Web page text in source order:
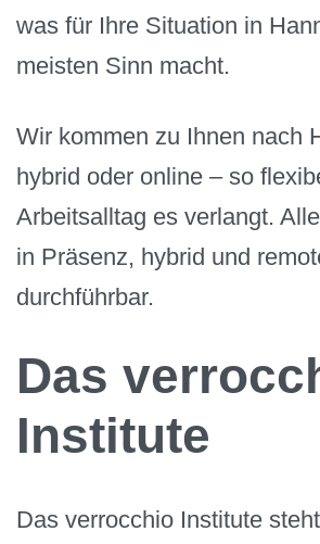
was für Ihre Situation in
meisten Sinn macht.
Wir kommen zu Ihnen nach
hybrid oder online – so
Arbeitsalltag es verlangt.
in Präsenz, hybrid und
durchführbar.
Das
Institute
Das verrocchio Institute